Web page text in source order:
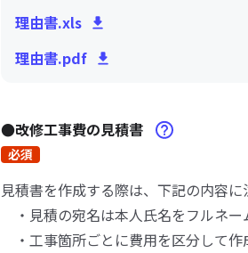
理由書.xls
理由書.pdf
●改修工事費の見積書
必須
見積書を作成する際は、下記の内容に
・見積の宛名は本人氏名をフルネー
・工事箇所ごとに費用を区分して作